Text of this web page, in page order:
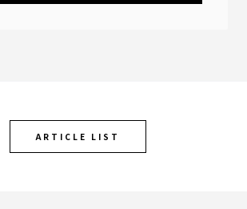
ARTICLE LIST